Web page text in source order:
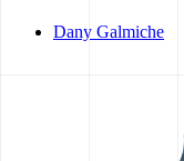
Dany Galmiche